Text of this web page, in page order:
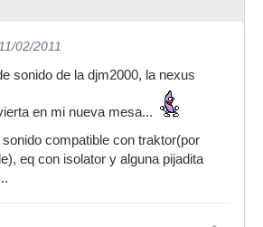
02/2011
sonido de la djm2000, la nexus
en mi nueva mesa...
sonido compatible con traktor(por
eq con isolator y alguna pijadita